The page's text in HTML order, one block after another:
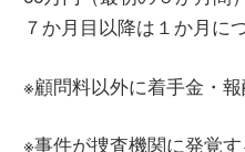
７か月目以降は１か月に
※顧問料以外に着手金・報
※事件が捜査機関に発覚